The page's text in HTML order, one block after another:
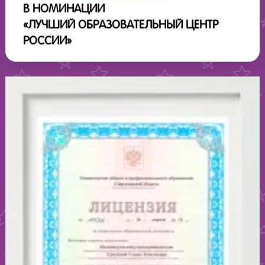
В НОМИНАЦИИ
«ЛУЧШИЙ ОБРАЗОВАТЕЛЬНЫЙ ЦЕНТР
РОССИИ»